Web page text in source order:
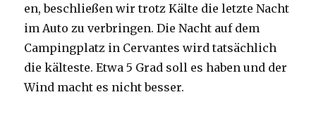
en, beschließen wir trotz Kälte die letzte Nacht
im Auto zu verbringen. Die Nacht auf dem
Campingplatz in Cervantes wird tatsächlich
die kälteste. Etwa 5 Grad soll es haben und der
Wind macht es nicht besser.